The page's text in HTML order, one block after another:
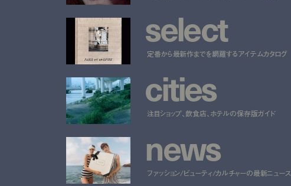
select
定番から最新作までを網羅するアイテムカタログ
cities
注目ショップ、飲食店、ホテルの保存版ガイド
news
ファッション/ビューティ/カルチャーの最新ニュース